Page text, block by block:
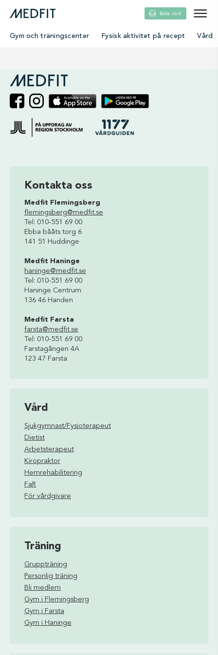
Boka vård
Gym och träningscenter Fysisk aktivitet på recept Vård
Kontakta oss
Medfit Flemingsberg
flemingsberg@medfit.se
Tel: 010-551 69 00
Ebba bååts torg 6
141 51 Huddinge
Medfit Haninge
haninge@medfit.se
Tel: 010-551 69 00
Haninge Centrum
136 46 Handen
Medfit Farsta
farsta@medfit.se
Tel: 010-551 69 00
Farstagången 4A
123 47 Farsta
Vård
Sjukgymnast/Fysioterapeut
Dietist
Arbetsterapeut
Kiropraktor
Hemrehabilitering
FaR
För vårdgivare
Träning
Gruppträning
Personlig träning
Bli medlem
Gym i Flemingsberg
Gym i Farsta
Gym i Haninge